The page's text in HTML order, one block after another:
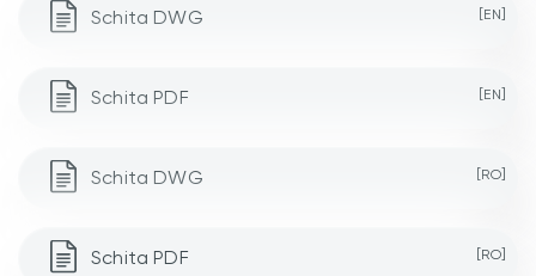
Schita DWG [EN]
Schita PDF [EN]
Schita DWG [RO]
Schita PDF [RO]